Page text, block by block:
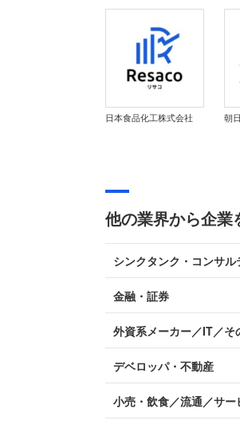
日本食品化工株式会社 朝
他の業界から企業
シンクタンク・コンサ
金融・証券
外資系メーカー／IT／そ
デベロッパ・不動産
小売・飲食／流通／サ